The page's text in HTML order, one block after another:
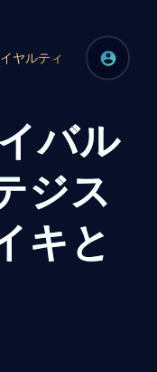
ヤルティ
バル
ジス
キと